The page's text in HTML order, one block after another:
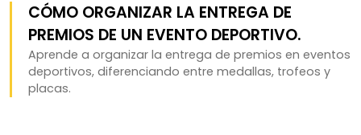
CÓMO ORGANIZAR LA ENTREGA DE
PREMIOS DE UN EVENTO DEPORTIVO.
Aprende a organizar la entrega de premios en eventos
deportivos, diferenciando entre medallas, trofeos y
placas.